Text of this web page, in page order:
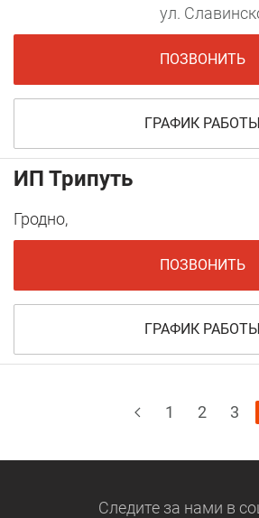
ул.
ПОЗВОНИТЬ
ГРАФИК РАБОТЫ
ИП Трипуть
Гродно,
ПОЗВОНИТЬ
ГРАФИК РАБОТЫ
1 2 3
Следите за нами в